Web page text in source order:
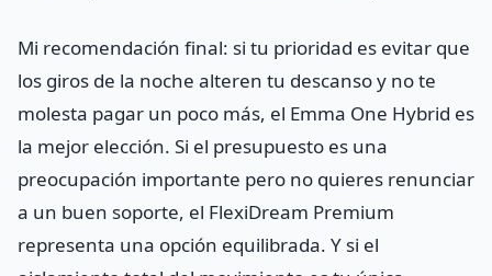
Mi recomendación final: si tu prioridad es evitar que
los giros de la noche alteren tu descanso y no te
molesta pagar un poco más, el Emma One Hybrid es
la mejor elección. Si el presupuesto es una
preocupación importante pero no quieres renunciar
a un buen soporte, el FlexiDream Premium
representa una opción equilibrada. Y si el